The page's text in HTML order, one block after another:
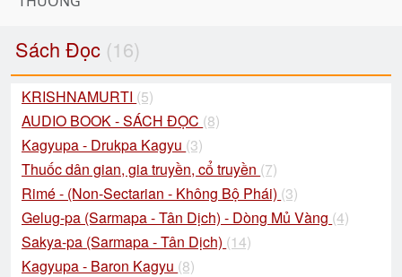
Sách Đọc (16)
KRISHNAMURTI (5)
AUDIO BOOK - SÁCH ĐỌC (8)
Kagyupa - Drukpa Kagyu (3)
Thuốc dân gian, gia truyền, cổ truyền (7)
Rimé - (Non-Sectarian - Không Bộ Phái) (3)
Gelug-pa (Sarmapa - Tân Dịch) - Dòng Mủ Vàng (4)
Sakya-pa (Sarmapa - Tân Dịch) (14)
Kagyupa - Baron Kagyu (8)